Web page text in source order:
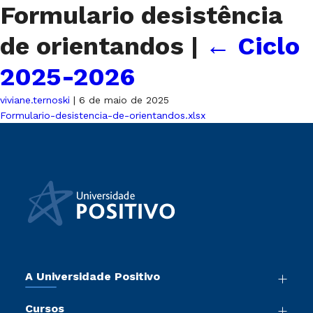
Formulario desistência
de orientandos | ← Ciclo
2025-2026
viviane.ternoski | 6 de maio de 2025
Formulario-desistencia-de-orientandos.xlsx
A Universidade Positivo
Cursos